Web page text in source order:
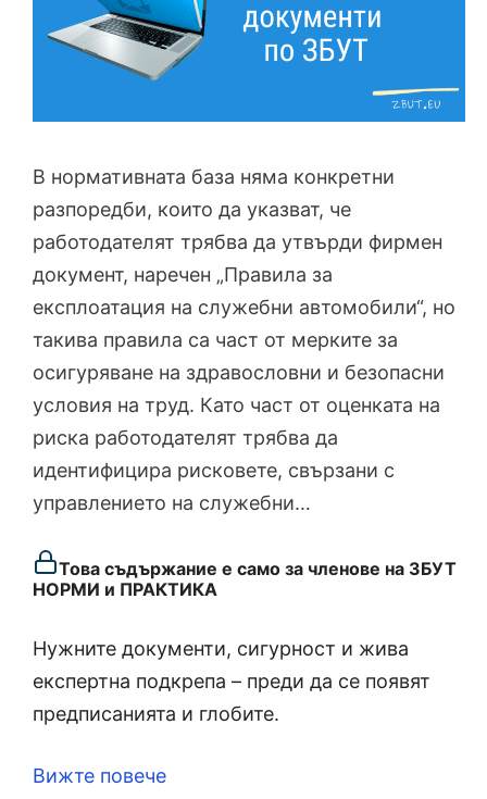
В нормативната база няма конкретни
разпоредби, които да указват, че
работодателят трябва да утвърди фирмен
документ, наречен „Правила за
експлоатация на служебни автомобили“, но
такива правила са част от мерките за
осигуряване на здравословни и безопасни
условия на труд. Като част от оценката на
риска работодателят трябва да
идентифицира рисковете, свързани с
управлението на служебни…
Това съдържание е само за членове на ЗБУТ
НОРМИ и ПРАКТИКА
Нужните документи, сигурност и жива
експертна подкрепа – преди да се появят
предписанията и глобите.
Вижте повече